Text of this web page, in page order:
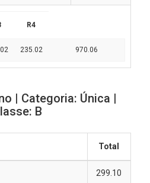
R4
235.02 970.06
| Categoria: Única |
B
Total
299.10